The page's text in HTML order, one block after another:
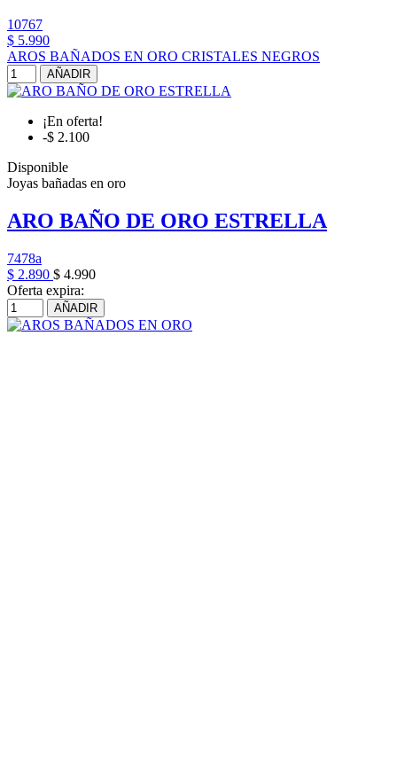
10767
$ 5.990
AROS BAÑADOS EN ORO CRISTALES NEGROS
AÑADIR
¡En oferta!
-$ 2.100
Disponible
Joyas bañadas en oro
ARO BAÑO DE ORO ESTRELLA
7478a
$ 2.890 $ 4.990
Oferta expira:
AÑADIR